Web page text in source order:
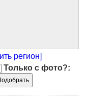
регион]
Только с фото?: